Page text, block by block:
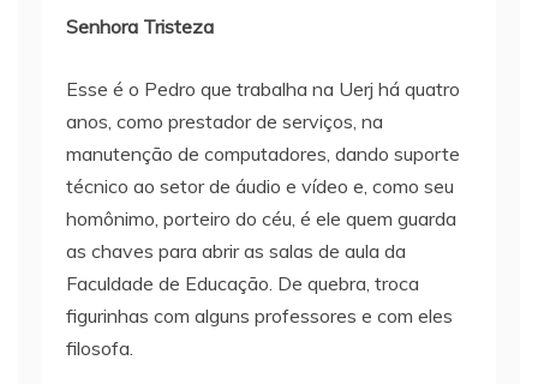
Senhora Tristeza
Esse é o Pedro que trabalha na Uerj há quatro
anos, como prestador de serviços, na
manutenção de computadores, dando suporte
técnico ao setor de áudio e vídeo e, como seu
homônimo, porteiro do céu, é ele quem guarda
as chaves para abrir as salas de aula da
Faculdade de Educação. De quebra, troca
figurinhas com alguns professores e com eles
filosofa.